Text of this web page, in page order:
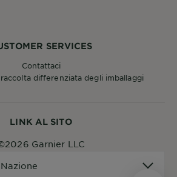
LINK AL SITO
Nazione
Garnier LLC
SERVICES
Contattaci
differenziata degli imballaggi